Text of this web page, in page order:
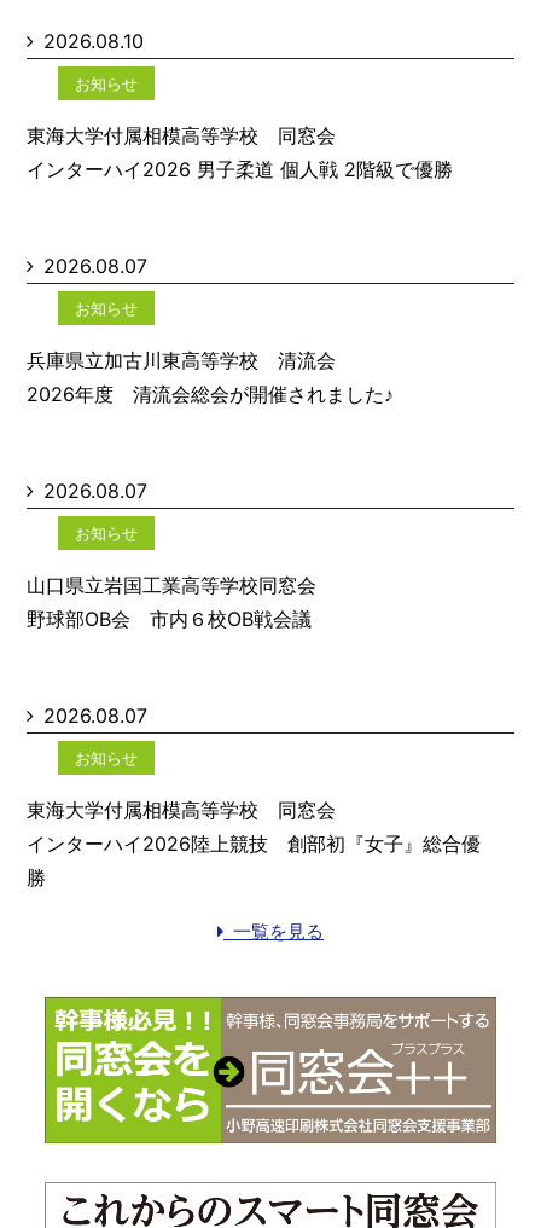
2026.08.10
お知らせ
東海大学付属相模高等学校 同窓会
インターハイ2026 男子柔道 個人戦 2階級で優勝
2026.08.07
お知らせ
兵庫県立加古川東高等学校 清流会
2026年度 清流会総会が開催されました♪
2026.08.07
お知らせ
山口県立岩国工業高等学校同窓会
野球部OB会 市内６校OB戦会議
2026.08.07
お知らせ
東海大学付属相模高等学校 同窓会
インターハイ2026陸上競技 創部初『女子』総合優
勝
一覧を見る